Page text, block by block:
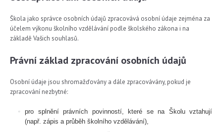
Škola jako správce osobních údajů zpracovává osobní údaje zejména za
účelem výkonu školního vzdělávání podle školského zákona i na
základě Vašich souhlasů.
Právní základ zpracování osobních údajů
Osobní údaje jsou shromažďovány a dále zpracovávány, pokud je
zpracování nezbytné:
pro splnění právních povinností, které se na Školu vztahují
(např. zápis a průběh školního vzdělávání),